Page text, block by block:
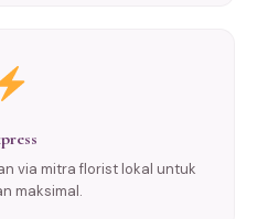
via mitra florist lokal untuk
maksimal.